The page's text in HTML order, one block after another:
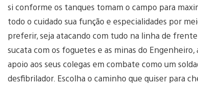
si conforme os tanques tomam o campo para
todo o cuidado sua função e especialidades por
preferir, seja atacando com tudo na linha de
sucata com os foguetes e as minas do
apoio aos seus colegas em combate como um
desfibrilador. Escolha o caminho que quiser para